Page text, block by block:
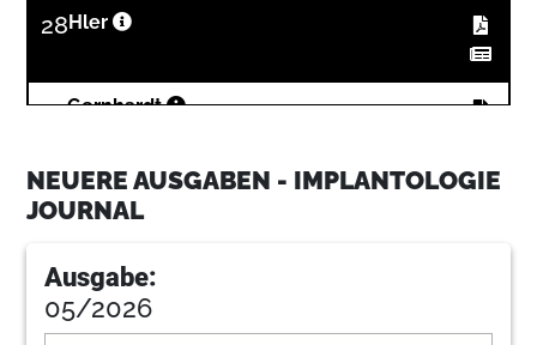
28 Hler
32Gernhardt
36Mielke
42Henning
NEUERE AUSGABEN - IMPLANTOLOGIE
JOURNAL
Ausgabe:
05/2026